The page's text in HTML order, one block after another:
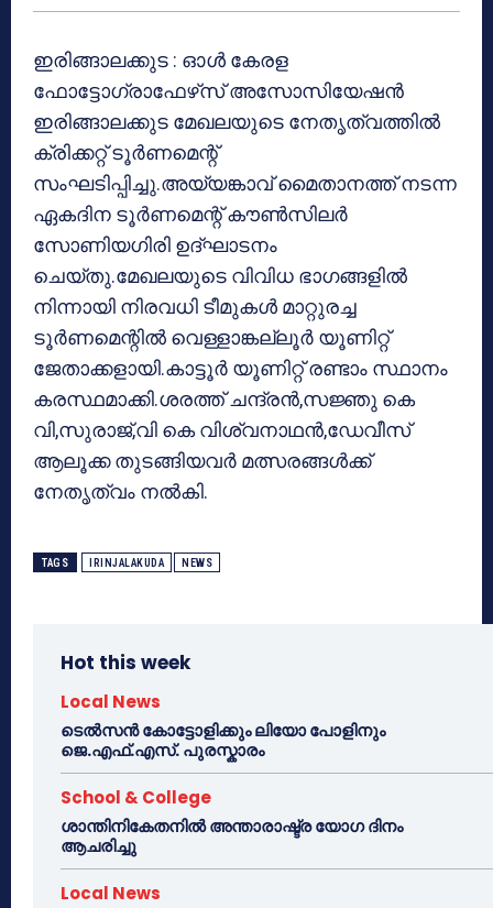
ഇരിങ്ങാലക്കുട : ഓള്‍ കേരള
ഫോട്ടോഗ്രാഫേഴ്‌സ് അസോസിയേഷന്‍
ഇരിങ്ങാലക്കുട മേഖലയുടെ നേതൃത്വത്തില്‍
ക്രിക്കറ്റ് ടൂര്‍ണമെന്റ്
സംഘടിപ്പിച്ചു.അയ്യങ്കാവ് മൈതാനത്ത് നടന്ന
ഏകദിന ടൂര്‍ണമെന്റ് കൗണ്‍സിലര്‍
സോണിയഗിരി ഉദ്ഘാടനം
ചെയ്തു.മേഖലയുടെ വിവിധ ഭാഗങ്ങളില്‍
നിന്നായി നിരവധി ടീമുകള്‍ മാറ്റുരച്ച
ടൂര്‍ണമെന്റില്‍ വെള്ളാങ്കല്ലൂര്‍ യൂണിറ്റ്
ജേതാക്കളായി.കാട്ടൂര്‍ യൂണിറ്റ് രണ്ടാം സ്ഥാനം
കരസ്ഥമാക്കി.ശരത്ത് ചന്ദ്രന്‍,സജ്ഞു കെ
വി,സുരാജ്,വി കെ വിശ്വനാഥന്‍,ഡേവീസ്
ആലൂക്ക തുടങ്ങിയവര്‍ മത്സരങ്ങള്‍ക്ക്
നേതൃത്വം നല്‍കി.
TAGS IRINJALAKUDA NEWS
Hot this week
Local News
ടെൽസൻ കോട്ടോളിക്കും ലിയോ പോളിനും
ജെ.എഫ്.എസ്. പുരസ്കാരം
School & College
ശാന്തിനികേതനിൽ അന്താരാഷ്ട്ര യോഗ ദിനം
ആചരിച്ചു
Local News